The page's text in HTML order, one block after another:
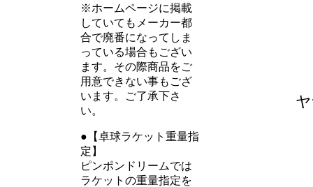
※ホームページに掲載
していてもメーカー都
合で廃番になってしま
っている場合もござい
ます。その際商品をご
用意できない事もござ
います。ご了承下さ
い。
●【卓球ラケット重量指
定】
ピンポンドリームでは
ラケットの重量指定を